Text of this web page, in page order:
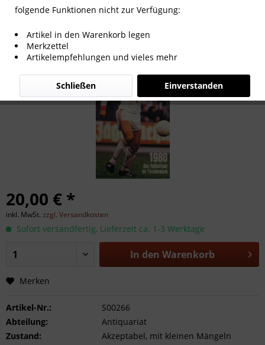
20,00 € *
inkl. MwSt. zzgl. Versandkosten
Sofort versandfertig, Lieferzeit ca. 1-3 Werktage
In den Warenkorb
Merken
Artikel-Nr.:
S00266
Abteilung:
Antiquariat
Zustand:
Akzeptabel, mit kleinen Mängeln
folgende Funktionen nicht zur Verfügung:
Artikel in den Warenkorb legen
Merkzettel
Artikelempfehlungen und vieles mehr
Einverstanden
Schließen